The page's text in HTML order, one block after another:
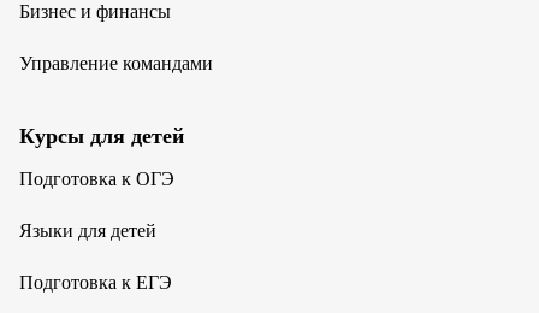
Бизнес и финансы
Управление командами
Курсы для детей
Подготовка к ОГЭ
Языки для детей
Подготовка к ЕГЭ